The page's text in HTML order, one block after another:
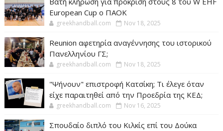
European Cup ο ΠΑΟΚ
greekhandball.com Nov 18, 2025
Reunion αφετηρία αναγέννησης του ιστορικού
Πανελληνίου ΓΣ;
greekhandball.com Nov 18, 2025
"Ψήνουν" επιστροφή Κατσίκη; Τι έλεγε όταν
είχε παραιτηθεί από την Προεδρία της ΚΕΔ;
greekhandball.com Nov 16, 2025
Σπουδαίο διπλό του Κιλκίς επί του Δούκα